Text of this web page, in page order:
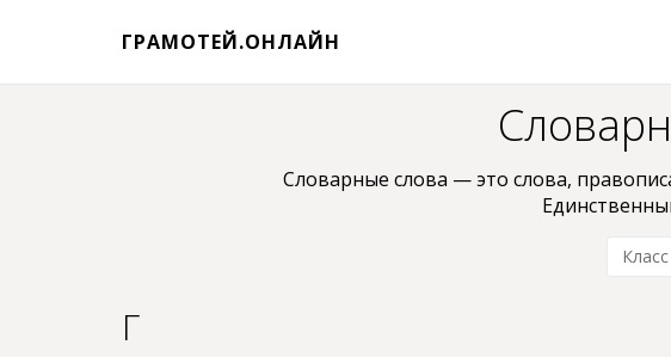
ГРАМОТЕЙ.ОНЛАЙН
Словарные слова — это слова,
Класс
Г